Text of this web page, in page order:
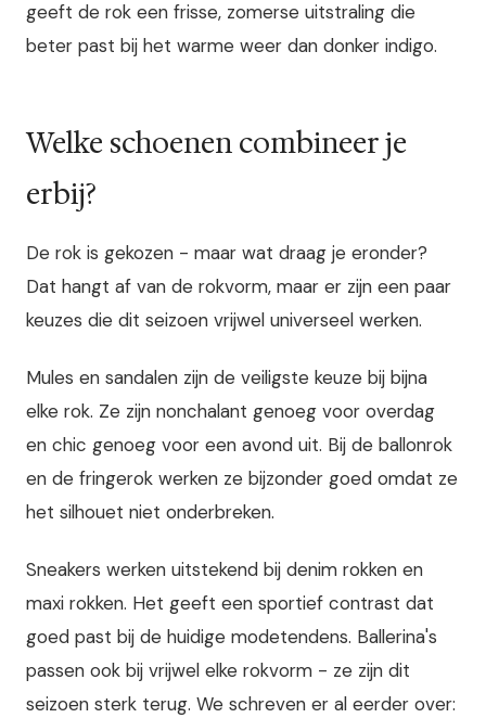
geeft de rok een frisse, zomerse uitstraling die
beter past bij het warme weer dan donker indigo.
Welke schoenen combineer je
erbij?
De rok is gekozen - maar wat draag je eronder?
Dat hangt af van de rokvorm, maar er zijn een paar
keuzes die dit seizoen vrijwel universeel werken.
Mules en sandalen zijn de veiligste keuze bij bijna
elke rok. Ze zijn nonchalant genoeg voor overdag
en chic genoeg voor een avond uit. Bij de ballonrok
en de fringerok werken ze bijzonder goed omdat ze
het silhouet niet onderbreken.
Sneakers werken uitstekend bij denim rokken en
maxi rokken. Het geeft een sportief contrast dat
goed past bij de huidige modetendens. Ballerina's
passen ook bij vrijwel elke rokvorm - ze zijn dit
seizoen sterk terug. We schreven er al eerder over: